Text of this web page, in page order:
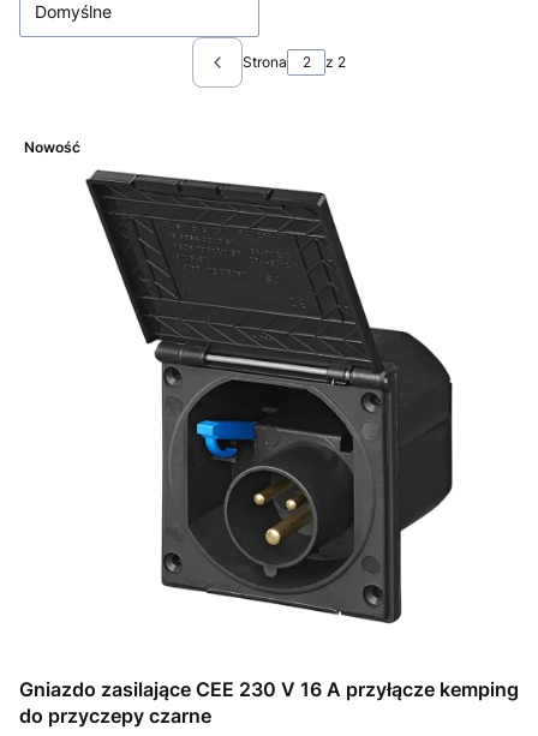
Domyślne
Poprzednie produkty
Strona z 2
Nowość
Gniazdo zasilające CEE 230 V 16 A przyłącze kemping
do przyczepy czarne